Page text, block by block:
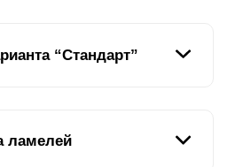
“Стандарт”
главное место в нашей
этого варианта
ламелей